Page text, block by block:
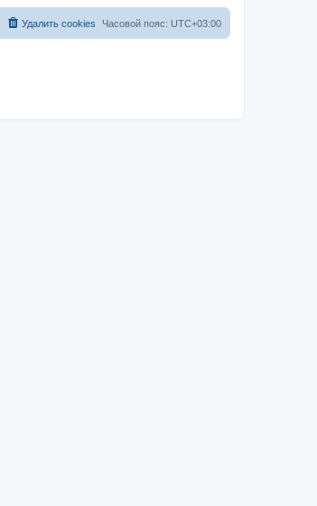
Часовой пояс: UTC+03:00
Удалить cookies